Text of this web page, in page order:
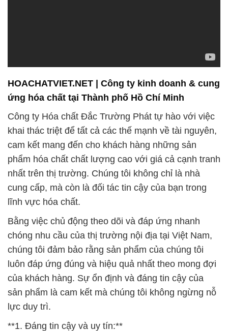
Công ty Hóa chất Đắc Trường Phát tự hào với việc
khai thác triệt để tất cả các thế mạnh về tài nguyên,
cam kết mang đến cho khách hàng những sản
phẩm hóa chất chất lượng cao với giá cả cạnh tranh
nhất trên thị trường. Chúng tôi không chỉ là nhà
cung cấp, mà còn là đối tác tin cậy của bạn trong
lĩnh vực hóa chất.
Bằng việc chủ động theo dõi và đáp ứng nhanh
chóng nhu cầu của thị trường nội địa tại Việt Nam,
chúng tôi đảm bảo rằng sản phẩm của chúng tôi
luôn đáp ứng đúng và hiệu quả nhất theo mong đợi
của khách hàng. Sự ổn định và đáng tin cậy của
sản phẩm là cam kết mà chúng tôi không ngừng nỗ
lực duy trì.
**1. Đáng tin cậy và uy tín:**
Chúng tôi xây dựng uy tín bằng cách cung cấp
những sản phẩm hóa chất có chất lượng tốt nhất,
đáp ứng đầy đủ các tiêu chuẩn an toàn và môi
trường. Đội ngũ nhân viên của chúng tôi được đào